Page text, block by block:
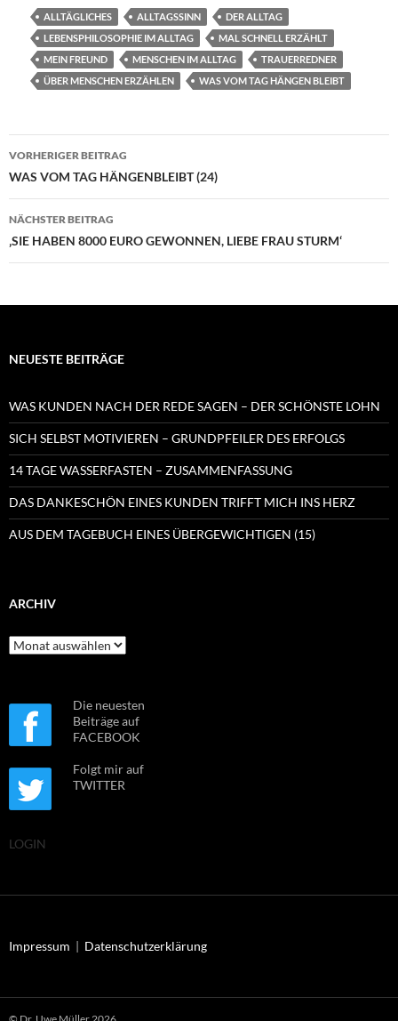
ALLTÄGLICHES ALLTAGSSINN
DER ALLTAG
LEBENSPHILOSOPHIE IM ALLTAG
MAL SCHNELL ERZÄHLT
MEIN FREUND
MENSCHEN IM ALLTAG
TRAUERREDNER
ÜBER MENSCHEN ERZÄHLEN
WAS VOM TAG HÄNGEN BLEIBT
Beitragsnavigation
VORHERIGER BEITRAG
WAS VOM TAG HÄNGENBLEIBT (24)
NÄCHSTER BEITRAG
‚SIE HABEN 8000 EURO GEWONNEN, LIEBE FRAU STURM‘
NEUESTE BEITRÄGE
WAS KUNDEN NACH DER REDE SAGEN – DER SCHÖNSTE LOHN
SICH SELBST MOTIVIEREN – GRUNDPFEILER DES ERFOLGS
14 TAGE WASSERFASTEN – ZUSAMMENFASSUNG
DAS DANKESCHÖN EINES KUNDEN TRIFFT MICH INS HERZ
AUS DEM TAGEBUCH EINES ÜBERGEWICHTIGEN (15)
ARCHIV
Archiv
Die neuesten
Beiträge auf
FACEBOOK
Folgt mir auf
TWITTER
LOGIN
Impressum | Datenschutzerklärung